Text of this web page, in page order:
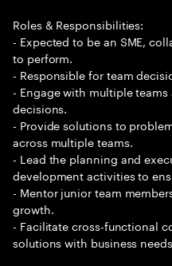
Roles & Responsibilities:
- Expected to be an SME,
to perform.
- Responsible for team
- Engage with multiple
decisions.
- Provide solutions to
across multiple teams.
- Lead the planning and
development activities to
- Mentor junior team
growth.
- Facilitate cross-functional
solutions with business